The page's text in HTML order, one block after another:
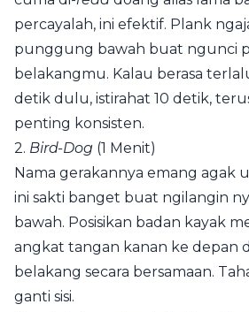
percayalah, ini efektif. Plank
punggung bawah buat ngunci
belakangmu. Kalau berasa
detik dulu, istirahat 10 detik,
penting konsisten.
2. Bird-Dog (1 Menit)
Nama gerakannya emang agak
ini sakti banget buat ngilangin
bawah. Posisikan badan kayak
angkat tangan kanan ke depan
belakang secara bersamaan.
ganti sisi.